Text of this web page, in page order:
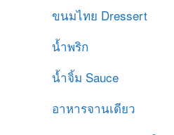
ขนมไทย Dressert
น้ำพริก
น้ำจิ้ม Sauce
อาหารจานเดียว